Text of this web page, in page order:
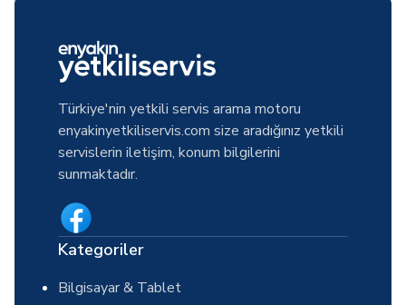
Türkiye'nin yetkili servis arama motoru
enyakinyetkiliservis.com size aradığınız yetkili
servislerin iletişim, konum bilgilerini
sunmaktadır.
Kategoriler
Bilgisayar & Tablet